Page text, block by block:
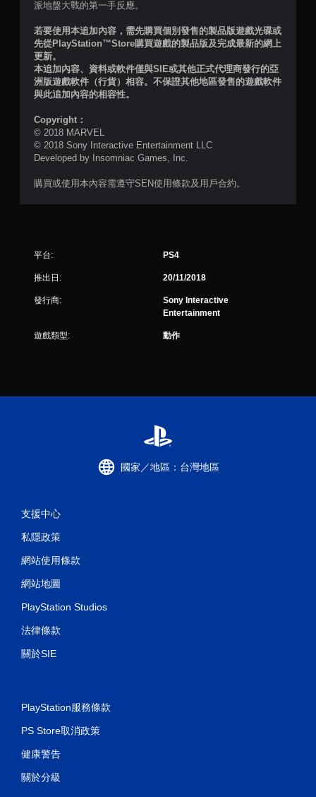
3
則
評
派地盤大戰的第一手反應。
若要使用本追加內容，需先購買個別發售的製品版遊戲光碟或
先從PlayStation™Store購買遊戲的製品版及完成最新的網上
更新。
本追加內容、資料或軟件僅與SIE或其他正式代理商發行的亞
洲版遊戲軟件（行貨）相容。不保證其他地區發售的遊戲軟件
與此追加內容的相容性。
Copyright：
© 2018 MARVEL
© 2018 Sony Interactive Entertainment LLC
Developed by Insomniac Games, Inc.
購買或使用本內容需遵守SEN使用條款及用戶合約。
平台: PS4
推出日: 20/11/2018
發行商:
Sony Interactive
Entertainment
遊戲類型: 動作
國家／地區：台灣地區
支援中心
私隱政策
網站使用條款
網站地圖
PlayStation Studios
法律條款
關於SIE
PlayStation服務條款
PS Store取消政策
健康警告
關於分級